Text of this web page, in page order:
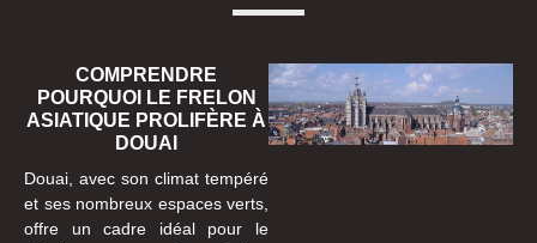
COMPRENDRE
POURQUOI LE FRELON
ASIATIQUE PROLIFÈRE À
DOUAI
Douai, avec son climat tempéré
et ses nombreux espaces verts,
offre un cadre idéal pour le